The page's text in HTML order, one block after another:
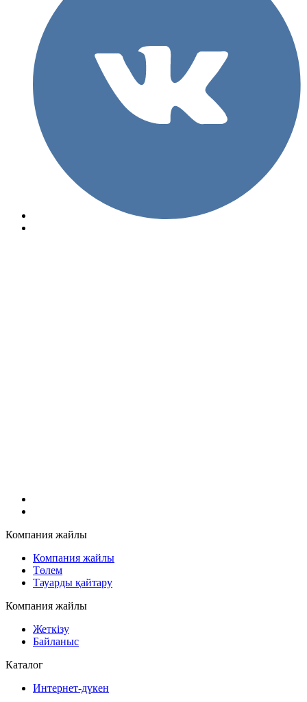
Компания жайлы
Компания жайлы
Төлем
Тауарды қайтару
Компания жайлы
Жеткізу
Байланыс
Каталог
Интернет-дүкен